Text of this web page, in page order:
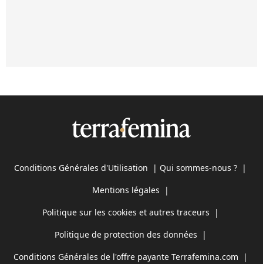
Conditions Générales d'Utilisation | Qui sommes-nous ? |
Mentions légales |
Politique sur les cookies et autres traceurs |
Politique de protection des données |
Conditions Générales de l'offre payante Terrafemina.com |